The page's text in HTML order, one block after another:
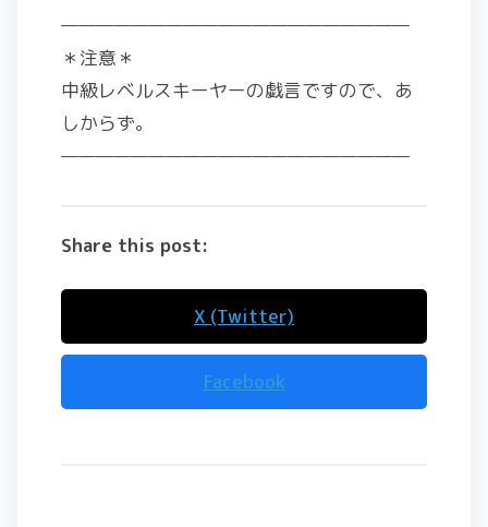
————————————————————
＊注意＊
中級レベルスキーヤーの戯言ですので、あ
しからず。
————————————————————
Share this post:
X (Twitter)
Facebook